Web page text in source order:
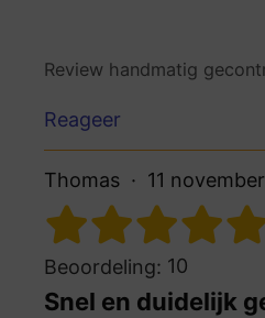
Review handmatig
Reageer
Thomas 11
Beoordeling: 10
Snel en duidelijk